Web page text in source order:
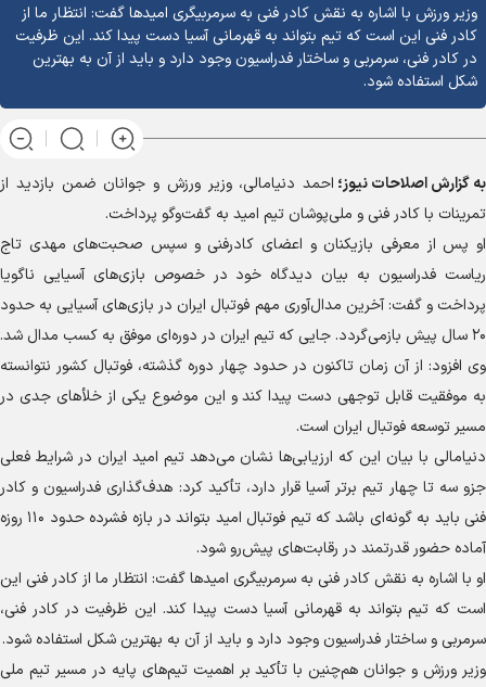
وزیر ورزش با اشاره به نقش کادر فنی به سرمربیگری امید‌ها گفت: انتظار ما از
کادر فنی این است که تیم بتواند به قهرمانی آسیا دست پیدا کند. این ظرفیت
در کادر فنی، سرمربی و ساختار فدراسیون وجود دارد و باید از آن به بهترین
شکل استفاده شود.
به گزارشاصلاحات نیوز؛ احمد دنیامالی، وزیر ورزش و جوانان ضمن بازدید از
تمرینات با کادر فنی و ملی‌پوشان تیم امید به گفت‌و‌گو پرداخت.
او پس از معرفی بازیکنان و اعضای کادرفنی و سپس صحبت‌های مهدی تاج
ریاست فدراسیون به بیان دیدگاه خود در خصوص بازی‌های آسیایی ناگویا
پرداخت و گفت: آخرین مدال‌آوری مهم فوتبال ایران در بازی‌های آسیایی به حدود
۲۰ سال پیش بازمی‌گردد. جایی که تیم ایران در دوره‌ای موفق به کسب مدال شد.
وی افزود: از آن زمان تاکنون در حدود چهار دوره گذشته، فوتبال کشور نتوانسته
به موفقیت قابل توجهی دست پیدا کند و این موضوع یکی از خلأ‌های جدی در
مسیر توسعه فوتبال ایران است.
دنیامالی با بیان این که ارزیابی‌ها نشان می‌دهد تیم امید ایران در شرایط فعلی
جزو سه تا چهار تیم برتر آسیا قرار دارد، تأکید کرد: هدف‌گذاری فدراسیون و کادر
فنی باید به گونه‌ای باشد که تیم فوتبال امید بتواند در بازه فشرده حدود ۱۱۰ روزه
آماده حضور قدرتمند در رقابت‌های پیش‌رو شود.
او با اشاره به نقش کادر فنی به سرمربیگری امید‌ها گفت: انتظار ما از کادر فنی این
است که تیم بتواند به قهرمانی آسیا دست پیدا کند. این ظرفیت در کادر فنی،
سرمربی و ساختار فدراسیون وجود دارد و باید از آن به بهترین شکل استفاده شود.
وزیر ورزش و جوانان هم‌چنین با تأکید بر اهمیت تیم‌های پایه در مسیر تیم ملی